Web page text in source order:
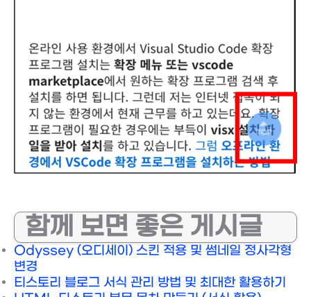
함께 보면 좋은 게시글
Odyssey (오디세이) 스킨 적용 및 썸네일 정사각형
변경
티스토리 블로그 서식 관리 방법 및 최대한 활용하기